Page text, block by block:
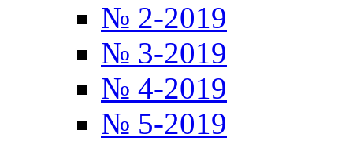
№ 2-2019
№ 3-2019
№ 4-2019
№ 5-2019